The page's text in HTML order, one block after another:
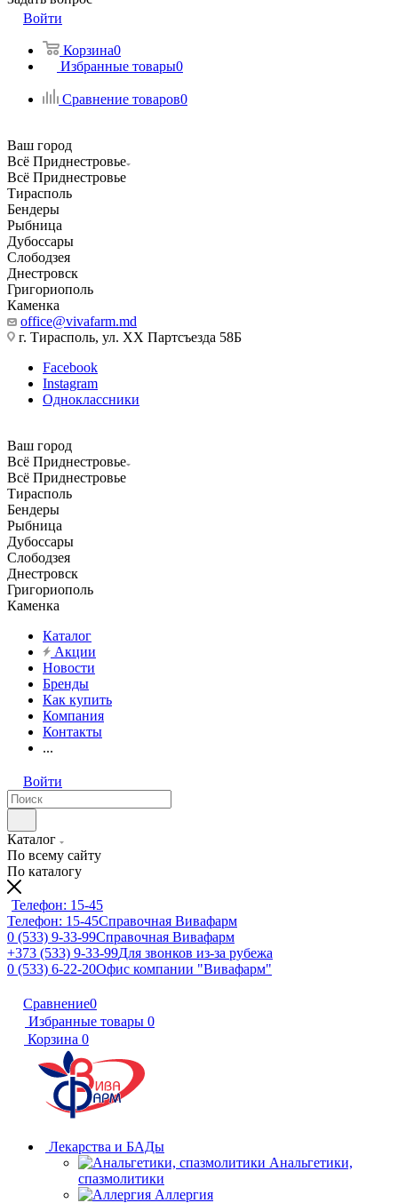
Войти
Корзина0
Избранные товары0
Сравнение товаров0
Ваш город
Всё Приднестровье
Всё Приднестровье
Тирасполь
Бендеры
Рыбница
Дубоссары
Слободзея
Днестровск
Григориополь
Каменка
office@vivafarm.md
г. Тирасполь, ул. ХХ Партсъезда 58Б
Facebook
Instagram
Одноклассники
Ваш город
Всё Приднестровье
Всё Приднестровье
Тирасполь
Бендеры
Рыбница
Дубоссары
Слободзея
Днестровск
Григориополь
Каменка
Каталог
Акции
Новости
Бренды
Как купить
Компания
Контакты
...
Войти
Каталог
По всему сайту
По каталогу
Телефон: 15-45
Телефон: 15-45Справочная Вивафарм
0 (533) 9-33-99Справочная Вивафарм
+373 (533) 9-33-99Для звонков из-за рубежа
0 (533) 6-22-20Офис компании "Вивафарм"
Сравнение0
Избранные товары 0
Корзина 0
Лекарства и БАДы
Анальгетики,
спазмолитики
Аллергия